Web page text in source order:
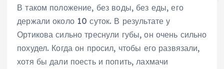
В таком положение, без воды, без еды, его
держали около 10 суток. В результате у
Ортикова сильно треснули губы, он очень сильно
похудел. Когда он просил, чтобы его развязали,
хотя бы дали поесть и попить, лахмачи